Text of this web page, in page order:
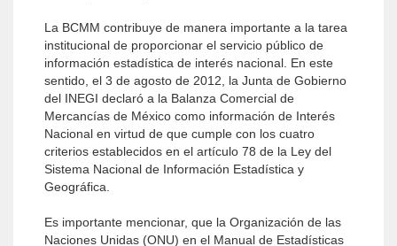
La BCMM contribuye de manera importante a la tarea
institucional de proporcionar el servicio público de
información estadística de interés nacional. En este
sentido, el 3 de agosto de 2012, la Junta de Gobierno
del INEGI declaró a la Balanza Comercial de
Mercancías de México como información de Interés
Nacional en virtud de que cumple con los cuatro
criterios establecidos en el artículo 78 de la Ley del
Sistema Nacional de Información Estadística y
Geográfica.
Es importante mencionar, que la Organización de las
Naciones Unidas (ONU) en el Manual de Estadísticas